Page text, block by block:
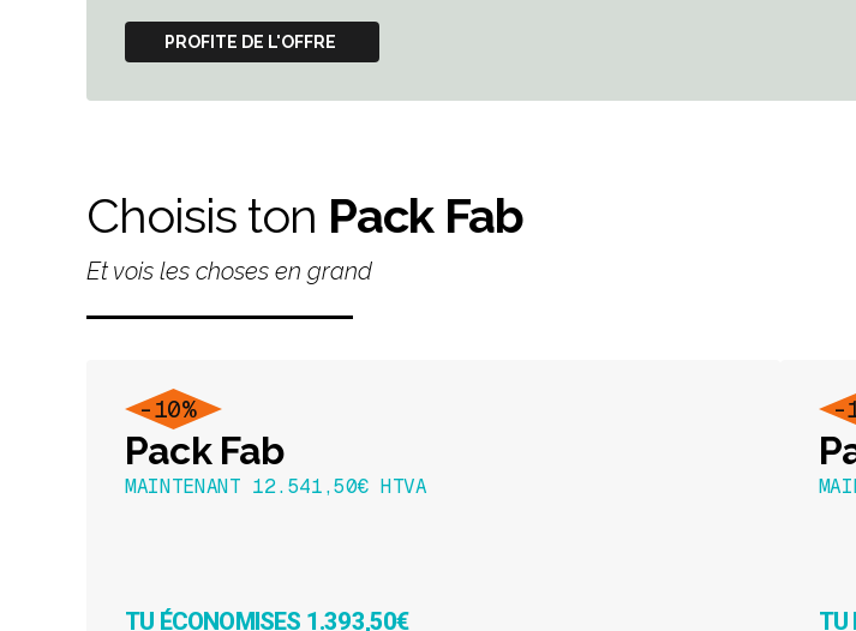
PROFITE DE L'OFFRE
Choisis ton Pack Fab
Et vois les choses en grand
-10%
Pack Fab
MAINTENANT 12.541,50€ HTVA
TU ÉCONOMISES 1.393,50€
-
TU